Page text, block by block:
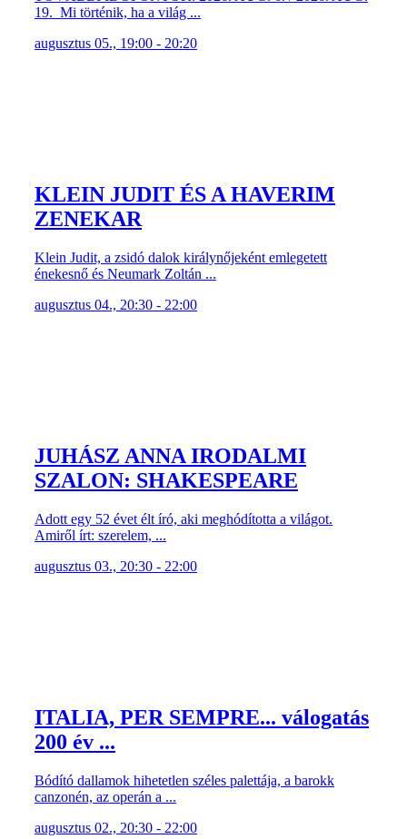
19. Mi történik, ha a világ ...
augusztus 05., 19:00 - 20:20
KLEIN JUDIT ÉS A HAVERIM
ZENEKAR
Klein Judit, a zsidó dalok királynőjeként emlegetett
énekesnő és Neumark Zoltán ...
augusztus 04., 20:30 - 22:00
JUHÁSZ ANNA IRODALMI
SZALON: SHAKESPEARE
Adott egy 52 évet élt író, aki meghódította a világot.
Amiről írt: szerelem, ...
augusztus 03., 20:30 - 22:00
ITALIA, PER SEMPRE... válogatás
200 év ...
Bódító dallamok hihetetlen széles palettája, a barokk
canzonén, az operán a ...
augusztus 02., 20:30 - 22:00